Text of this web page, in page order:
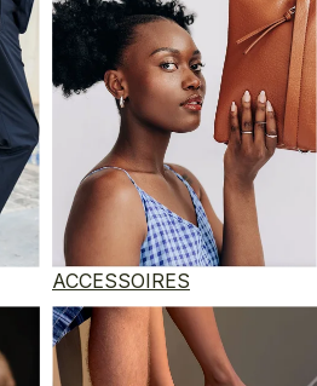
ACCESSOIRES